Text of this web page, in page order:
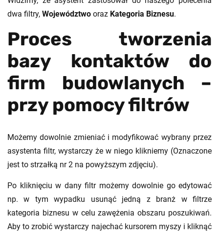
dwa filtry, Województwo oraz Kategoria Biznesu.
Proces tworzenia
bazy kontaktów do
firm budowlanych –
przy pomocy filtrów
Możemy dowolnie zmieniać i modyfikować wybrany przez
asystenta filtr, wystarczy że w niego klikniemy (Oznaczone
jest to strzałką nr 2 na powyższym zdjęciu).
Po kliknięciu w dany filtr możemy dowolnie go edytować
np. w tym wypadku usunąć jedną z branż w filtrze
kategoria biznesu w celu zawężenia obszaru poszukiwań.
Aby to zrobić wystarczy najechać kursorem myszy i kliknąć